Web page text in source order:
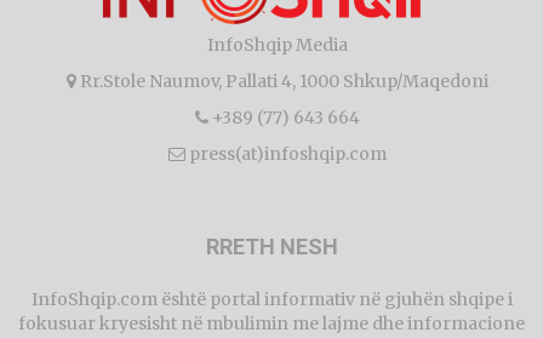
InfoShqip Media
Rr.Stole Naumov, Pallati 4, 1000 Shkup/Maqedoni
+389 (77) 643 664
press(at)infoshqip.com
RRETH NESH
InfoShqip.com është portal informativ në gjuhën shqipe i
fokusuar kryesisht në mbulimin me lajme dhe informacione